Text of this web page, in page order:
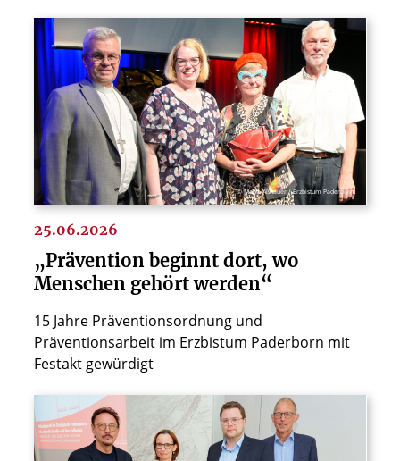
© Maria Aßhauer / Erzbistum Paderborn
25.06.2026
„Prävention beginnt dort, wo
Menschen gehört werden“
15 Jahre Präventionsordnung und
Präventionsarbeit im Erzbistum Paderborn mit
Festakt gewürdigt